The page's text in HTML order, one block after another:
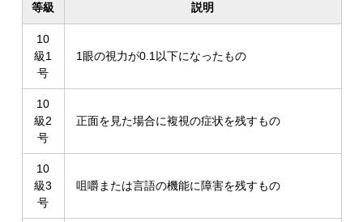
等級 説明
10
級1
号
1眼の視力が0.1以下になったもの
10
級2
号
正面を見た場合に複視の症状を残すもの
10
級3
号
咀嚼または言語の機能に障害を残すもの